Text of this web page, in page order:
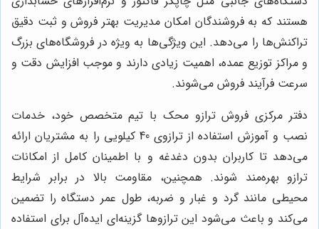
هستند که به فروشندگان امکان مدیریت بهتر فروش و ثبت دقیق
تراکنش‌ها را می‌دهد. این ویژگی‌ها به ویژه در فروشگاه‌های بزرگ
و مراکز توزیع عمده، اهمیت زیادی دارند و موجب افزایش دقت و
سرعت فرآیند فروش می‌شوند.
دفتر مرکزی فروش ترازو محک با تیم متخصص خود، خدمات
نصب و آموزش استفاده از ترازوی 40 کیلویی را به مشتریان ارائه
می‌دهد تا کاربران بدون دغدغه و با اطمینان کامل از امکانات
ترازو بهره‌مند شوند. همچنین، مقاومت بالا در برابر شرایط
محیطی مانند گرد و غبار و ضربه، طول عمر دستگاه را تضمین
می‌کند و باعث می‌شود این ترازوها گزینه‌ای ایده‌آل برای استفاده